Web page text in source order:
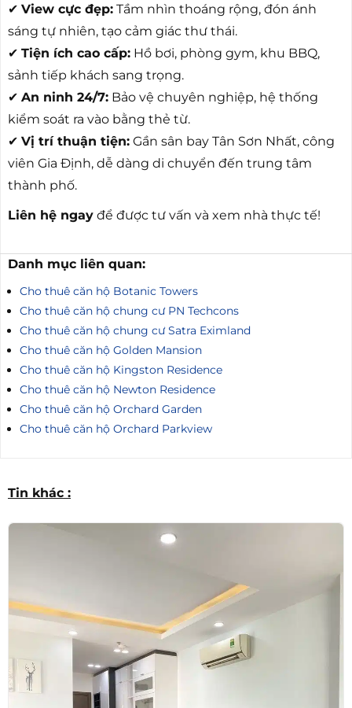
✔ View cực đẹp: Tầm nhìn thoáng rộng, đón ánh
sáng tự nhiên, tạo cảm giác thư thái.
✔ Tiện ích cao cấp: Hồ bơi, phòng gym, khu BBQ,
sảnh tiếp khách sang trọng.
✔ An ninh 24/7: Bảo vệ chuyên nghiệp, hệ thống
kiểm soát ra vào bằng thẻ từ.
✔ Vị trí thuận tiện: Gần sân bay Tân Sơn Nhất, công
viên Gia Định, dễ dàng di chuyển đến trung tâm
thành phố.
Liên hệ ngay để được tư vấn và xem nhà thực tế!
Danh mục liên quan:
Cho thuê căn hộ Botanic Towers
Cho thuê căn hộ chung cư PN Techcons
Cho thuê căn hộ chung cư Satra Eximland
Cho thuê căn hộ Golden Mansion
Cho thuê căn hộ Kingston Residence
Cho thuê căn hộ Newton Residence
Cho thuê căn hộ Orchard Garden
Cho thuê căn hộ Orchard Parkview
Tin khác :